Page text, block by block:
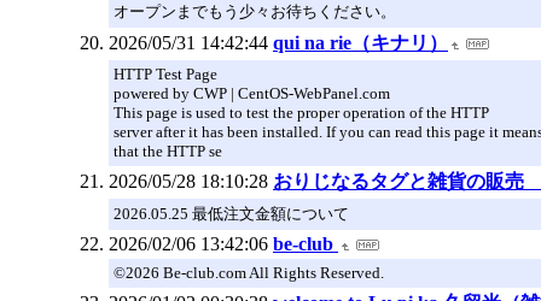
オープンまでもう少々お待ちください。
2026/05/31 14:42:44 qui na rie（キナリ）
HTTP Test Page
powered by CWP | CentOS-WebPanel.com
This page is used to test the proper operation of the HTTP
server after it has been installed. If you can read this page it
that the HTTP se
2026/05/28 18:10:28 おりじなるタグと雑貨の販売
2026.05.25 最低注文金額について
2026/02/06 13:42:06 be-club
©2026 Be-club.com All Rights Reserved.